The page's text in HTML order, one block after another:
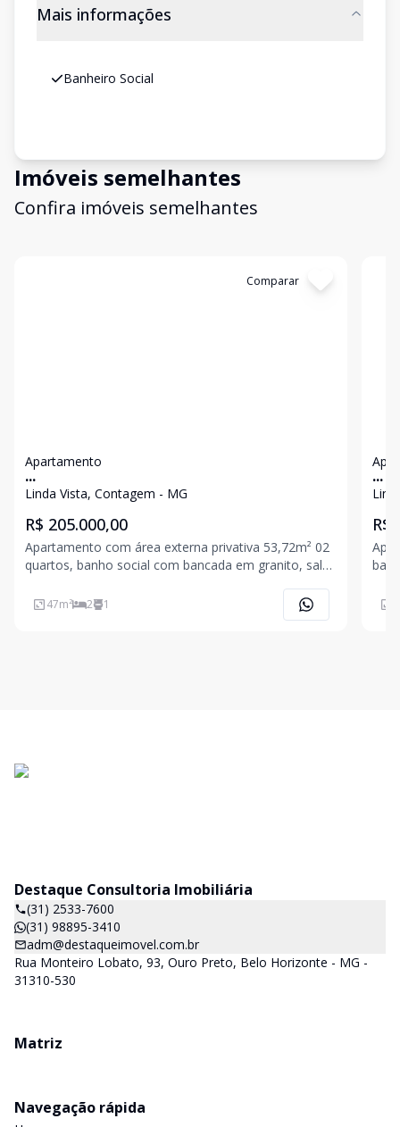
Mais informações
Banheiro Social
Imóveis semelhantes
Confira imóveis semelhantes
Comparar
Apartamento
...
Linda Vista, Contagem - MG
R$ 205.000,00
Apartamento com área externa privativa 53,72m² 02
quartos, banho social com bancada em granito, sala
granito, área privativa com área de serviço. 01 vaga
de garagem descoberta. Piso todo em cerâmica.
47m² 2 1
...
R$
Destaque Consultoria Imobiliária
(31) 2533-7600
(31) 98895-3410
adm@destaqueimovel.com.br
Rua Monteiro Lobato, 93, Ouro Preto, Belo Horizonte - MG -
31310-530
Matriz
Navegação rápida